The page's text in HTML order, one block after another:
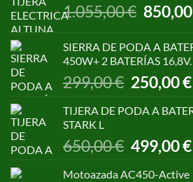
1.055,00€ El
precio
era:
1.055,00 €.
850,00
SIERRA DE PODA A
450W+ 2 BATERÍAS 16,8V.
299,00€ El
precio
original
299,00 €.
250,00€El
TIJERA DE PODA A
STARK L
650,00€
El
precio
original
499,00€El
Motoazada AC450-Active